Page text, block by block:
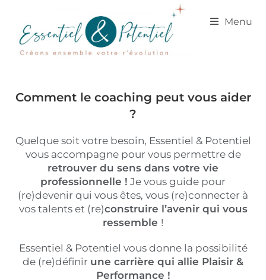
Menu
Comment le coaching peut vous aider
?
Quelque soit votre besoin, Essentiel & Potentiel
vous accompagne pour vous permettre de
retrouver du sens dans votre vie
professionnelle ! Je vous guide pour
(re)devenir qui vous êtes, vous (re)connecter à
vos talents et (re)construire l’avenir qui vous
ressemble !
Essentiel & Potentiel vous donne la possibilité
de (re)définir une carrière qui allie Plaisir &
Performance !